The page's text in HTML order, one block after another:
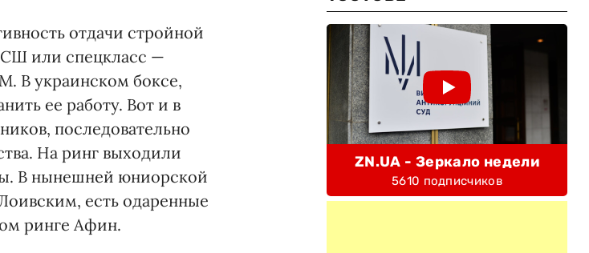
отдачи стройной
или спецкласс —
украинском боксе,
ее работу. Вот и в
последовательно
На ринг выходили
В нынешней юниорской
есть одаренные
ринге Афин.
ZN.UA - Зеркало недели
5610 подписчиков